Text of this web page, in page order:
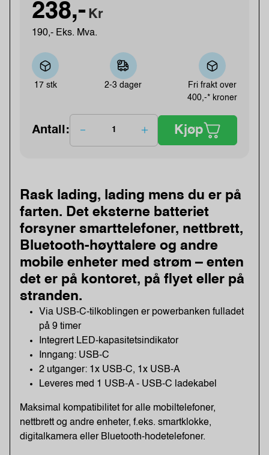
238,- Kr
190,- Eks. Mva.
17 stk 2-3 dager
Fri frakt over
400,-* kroner
Antall: Kjøp
Rask lading, lading mens du er på
farten. Det eksterne batteriet
forsyner smarttelefoner, nettbrett,
Bluetooth-høyttalere og andre
mobile enheter med strøm – enten
det er på kontoret, på flyet eller på
stranden.
Via USB-C-tilkoblingen er powerbanken fulladet
på 9 timer
Integrert LED-kapasitetsindikator
Inngang: USB-C
2 utganger: 1x USB-C, 1x USB-A
Leveres med 1 USB-A - USB-C ladekabel
Maksimal kompatibilitet for alle mobiltelefoner,
nettbrett og andre enheter, f.eks. smartklokke,
digitalkamera eller Bluetooth-hodetelefoner.